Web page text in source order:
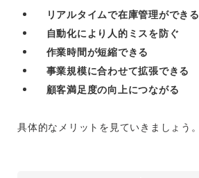
リアルタイムで在庫管理ができる
自動化により人的ミスを防ぐ
作業時間が短縮できる
事業規模に合わせて拡張できる
顧客満足度の向上につながる
具体的なメリットを見ていきましょう。